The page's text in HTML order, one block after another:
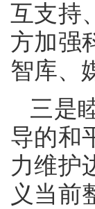
互支持
方加强
智库、
三是
导的和
力维护
义当前